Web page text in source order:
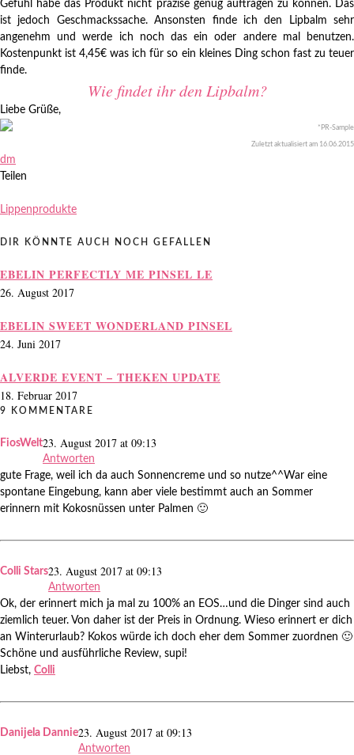
Gefühl habe das Produkt nicht präzise genug auftragen zu können. Das
ist jedoch Geschmackssache. Ansonsten finde ich den Lipbalm sehr
angenehm und werde ich noch das ein oder andere mal benutzen.
Kostenpunkt ist 4,45€ was ich für so ein kleines Ding schon fast zu teuer
finde.
Wie findet ihr den Lipbalm?
Liebe Grüße,
*PR-Sample
Zuletzt aktualisiert am 16.06.2015
dm
Teilen
Lippenprodukte
DIR KÖNNTE AUCH NOCH GEFALLEN
EBELIN PERFECTLY ME PINSEL LE
26. August 2017
EBELIN SWEET WONDERLAND PINSEL
24. Juni 2017
ALVERDE EVENT – THEKEN UPDATE
18. Februar 2017
9 KOMMENTARE
FiosWelt23. August 2017 at 09:13
Antworten
gute Frage, weil ich da auch Sonnencreme und so nutze^^War eine
spontane Eingebung, kann aber viele bestimmt auch an Sommer
erinnern mit Kokosnüssen unter Palmen 🙂
Colli Stars23. August 2017 at 09:13
Antworten
Ok, der erinnert mich ja mal zu 100% an EOS…und die Dinger sind auch
ziemlich teuer. Von daher ist der Preis in Ordnung. Wieso erinnert er dich
an Winterurlaub? Kokos würde ich doch eher dem Sommer zuordnen 🙂
Schöne und ausführliche Review, supi!
Liebst, Colli
Danijela Dannie23. August 2017 at 09:13
Antworten